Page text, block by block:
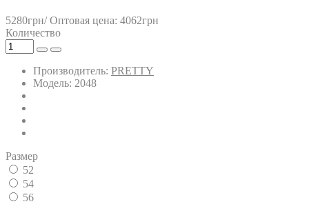
5280грн/ Оптовая цена: 4062грн
Количество
Производитель: PRETTY
Модель: 2048
Размер
52
54
56